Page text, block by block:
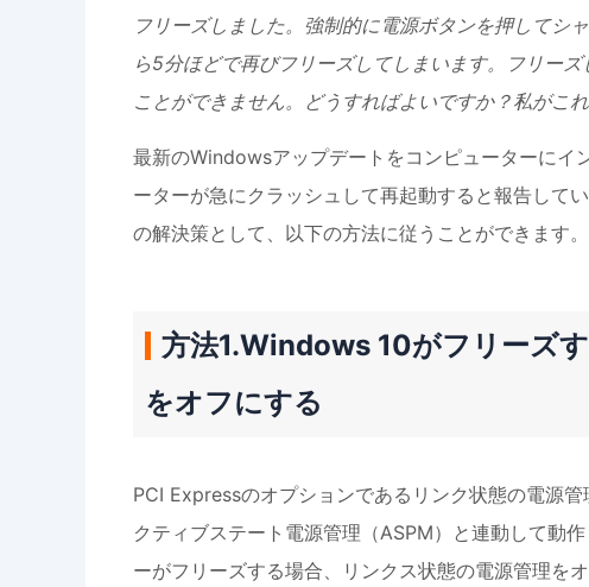
フリーズしました。強制的に電源ボタンを押してシ
ら5分ほどで再びフリーズしてしまいます。フリー
ことができません。どうすればよいですか？私がこ
最新のWindowsアップデートをコンピューターにイ
ーターが急にクラッシュして再起動すると報告して
の解決策として、以下の方法に従うことができます。
方法1.Windows 10がフリーズ
をオフにする
PCI Expressのオプションであるリンク状態の電源
クティブステート電源管理（ASPM）と連動して動
ーがフリーズする場合、リンクス状態の電源管理を